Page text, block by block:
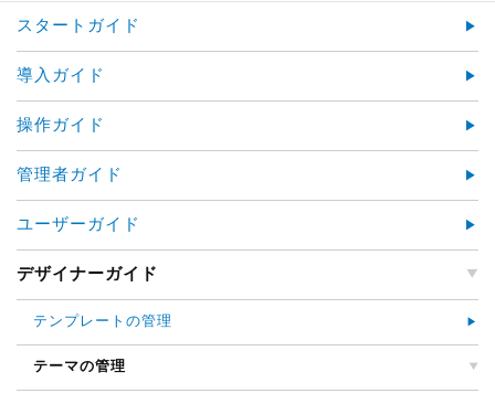
スタートガイド
導入ガイド
操作ガイド
管理者ガイド
ユーザーガイド
デザイナーガイド
テンプレートの管理
テーマの管理